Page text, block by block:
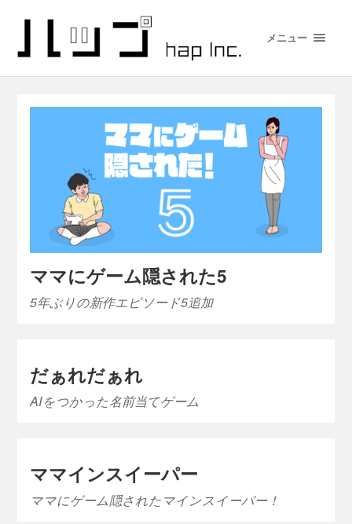
メニュー
ママにゲーム隠された5
5年ぶりの新作エピソード5追加
だぁれだぁれ
AIをつかった名前当てゲーム
ママインスイーパー
ママにゲーム隠されたマインスイーパー！